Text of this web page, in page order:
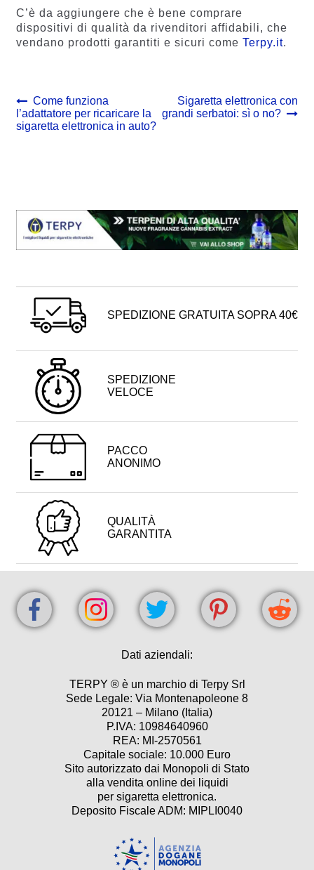
C’è da aggiungere che è bene comprare
dispositivi di qualità da rivenditori affidabili, che
vendano prodotti garantiti e sicuri come Terpy.it.
Navigazione
articoli
Previous
post:
Come funziona
l’adattatore per ricaricare la
sigaretta elettronica in auto?
Next
post:
Sigaretta elettronica con
grandi serbatoi: sì o no?
SPEDIZIONE GRATUITA SOPRA 40€
SPEDIZIONE
VELOCE
PACCO
ANONIMO
QUALITÀ
GARANTITA
Dati aziendali:
TERPY ® è un marchio di Terpy Srl
Sede Legale: Via Montenapoleone 8
20121 – Milano (Italia)
P.IVA: 10984640960
REA: MI-2570561
Capitale sociale: 10.000 Euro
Sito autorizzato dai Monopoli di Stato
alla vendita online dei liquidi
per sigaretta elettronica.
Deposito Fiscale ADM: MIPLI0040